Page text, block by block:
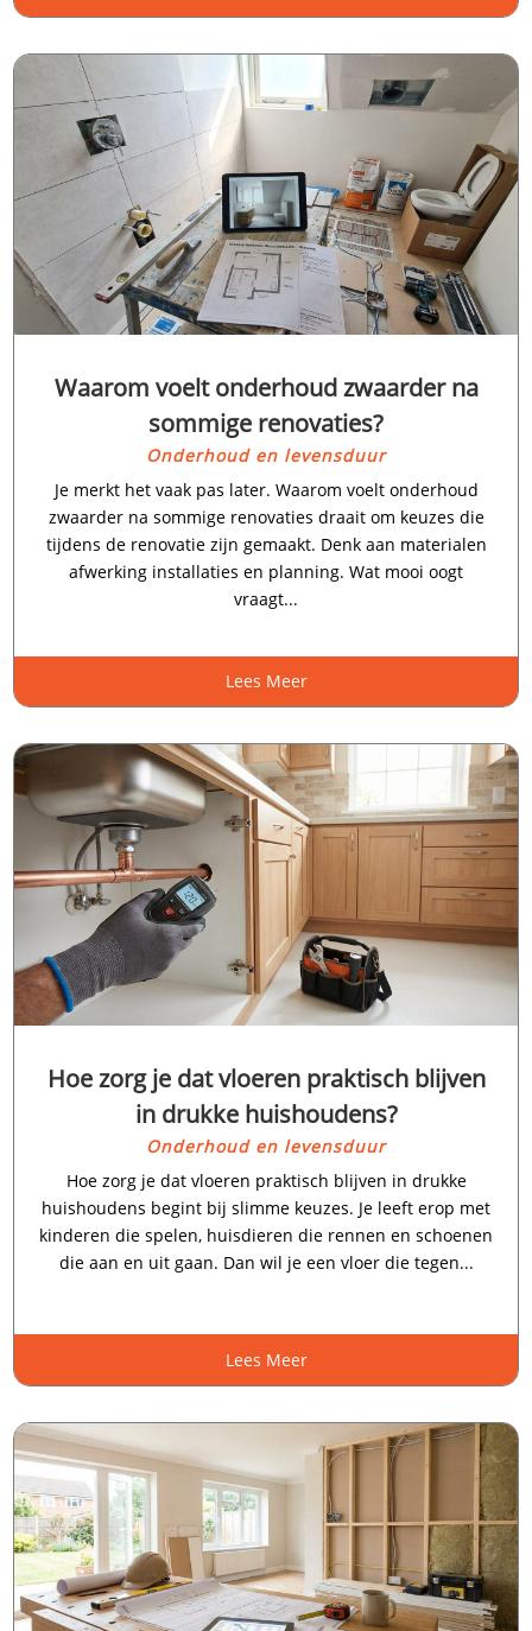
Waarom voelt onderhoud zwaarder na
sommige renovaties?
Onderhoud en levensduur
Je merkt het vaak pas later.​ Waarom voelt onderhoud
zwaarder na sommige renovaties draait om keuzes die
tijdens de renovatie zijn gemaakt.​ Denk aan materialen
afwerking installaties en planning.​ Wat mooi oogt
vraagt...
Lees Meer
Hoe zorg je dat vloeren praktisch blijven
in drukke huishoudens?
Onderhoud en levensduur
Hoe zorg je dat vloeren praktisch blijven in drukke
huishoudens begint bij slimme keuzes.​ Je leeft erop met
kinderen die spelen, huisdieren die rennen en schoenen
die aan en uit gaan.​ Dan wil je een vloer die tegen...
Lees Meer